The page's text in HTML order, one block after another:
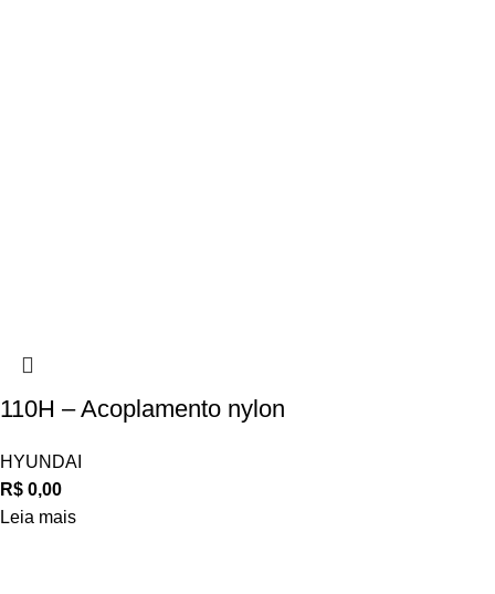
110H – Acoplamento nylon
HYUNDAI
R$ 0,00
Leia mais